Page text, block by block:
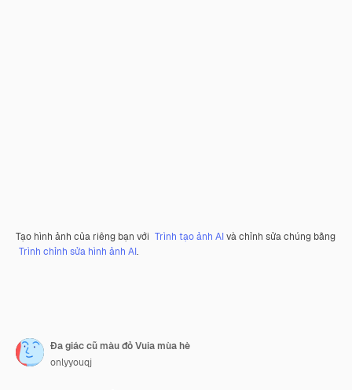
Tạo hình ảnh của riêng bạn với Trình tạo ảnh AIvà chỉnh sửa chúng bằng
Trình chỉnh sửa hình ảnh AI.
Đa giác cũ màu đỏ Vuia mùa hè
onlyyouqj